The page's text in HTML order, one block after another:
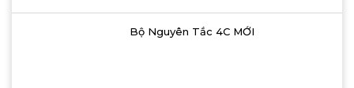
Bộ Nguyên Tắc 4C MỚI